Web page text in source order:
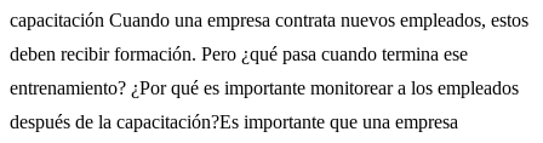
capacitación Cuando una empresa contrata nuevos empleados, estos
deben recibir formación. Pero ¿qué pasa cuando termina ese
entrenamiento? ¿Por qué es importante monitorear a los empleados
después de la capacitación?Es importante que una empresa